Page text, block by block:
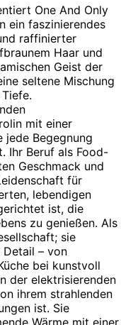
One And Only
ein faszinierendes
raffinierter
Haar und
Geist der
seltene Mischung
mit einer
jede Begegnung
Ihr Beruf als Food-
Geschmack und
für
lebendigen
ist, die
zu genießen. Als
sie
Detail – von
bei kunstvoll
der elektrisierenden
ihrem strahlenden
ist. Sie
Wärme mit einer